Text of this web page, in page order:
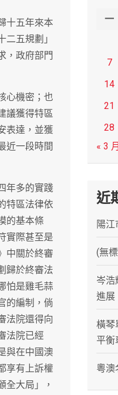
十五年來本
五規劃」
，政府部門
心機密；也
議獲得特區
表達，並獲
近一段時間
年多的實踐
特區法律依
的基本條
實際甚至是
中關於終審
歸於終審法
怕是雞毛蒜
的編制，倘
法院還得向
法院已經
與在中國澳
享有上訴權
全大局」，
一
7
14
21
28
« 3 月
近
陽
(無
岑浩
進展
橫琴
平衡
粵澳